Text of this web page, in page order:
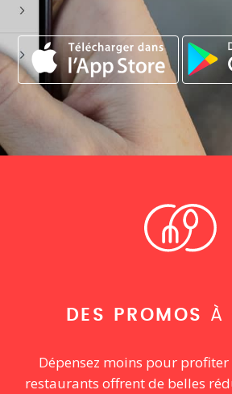
DES PROMOS À
Dépensez moins pour profiter
restaurants offrent de belles